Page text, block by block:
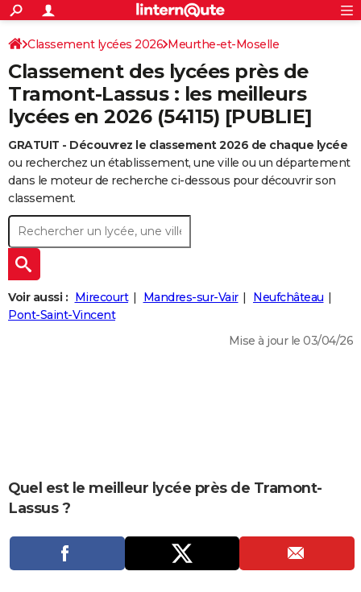
ACTUALITÉS
Politique
Société
Faits Divers
Education
Monde
Villes
+
SPORT
Coupe du monde 2026
Football
Tennis
Cyclisme
Rugby
Forum
Programme TV
TNT
Streaming
Cinéma
Sorties cinéma
Musique
+FINANCE
Retraite
Impôts
Epargne
Immobilier
Risques naturels par ville
Banque
Assurance
Crédit
AUTO
Essais
Réserver un essai
Citadines
Berlines
SUV
Forum auto
+
HIGH-TECH
BRICOLAGE
Forum
Aménagement intérieur
Extérieur
Cuisine
Salle de bains
Jardinage
Rangement
+WEEK-END
Guides de France
Escapades
Patrimoine
Expositions
Musées
Week-end nature
+
LIFESTYLE
Art de vivre
Bien-être
Loisirs
Mode
Modes de vie
+SANTE
Carte de Noël
Carte Bonne année
Carte Saint-Valentin
Carte Pâques
Carte d'anniversaire
DICTIONNAIRE
Dictionnaire
Biographies
Citations
Expressions
Proverbes
PROGRAMME TV
Rechercher
S'inscrire
Connexion
Classement lycées 2026 Meurthe-et-Moselle
Classement des lycées près de
Tramont-Lassus : les meilleurs
lycées en 2026 (54115) [PUBLIE]
GRATUIT - Découvrez le classement 2026 de chaque lycée
ou recherchez un établissement, une ville ou un département
dans le moteur de recherche ci-dessous pour découvrir son
classement.
Voir aussi : Mirecourt Mandres-sur-Vair
Neufchâteau
Pont-Saint-Vincent
Mise à jour le 03/04/26
Quel est le meilleur lycée près de Tramont-
Lassus ?